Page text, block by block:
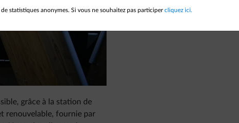
grâce à la station de
renouvelable, fournie par
Read more
statistiques anonymes. Si vous ne souhaitez pas participercliquez ici.